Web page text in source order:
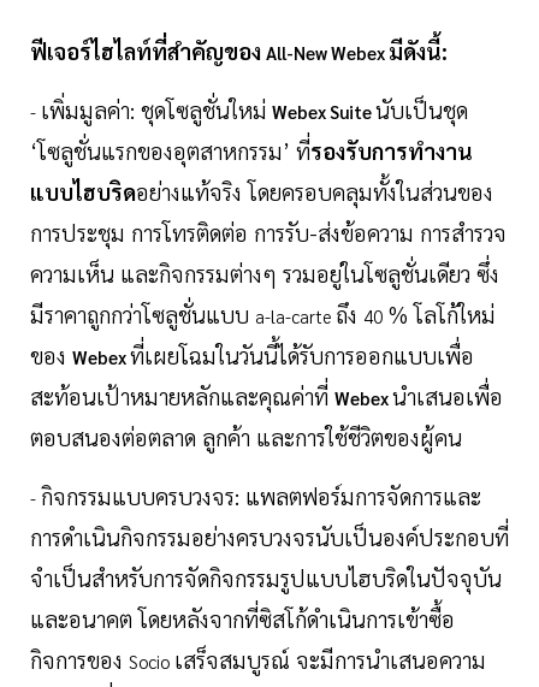
ฟีเจอร์ไฮไลท์ที่สำคัญของ All-New Webex มีดังนี้:
- เพิ่มมูลค่า: ชุดโซลูชั่นใหม่ Webex Suiteนับเป็นชุด
‘โซลูชั่นแรกของอุตสาหกรรม’ ที่รองรับการทำงาน
แบบไฮบริดอย่างแท้จริง โดยครอบคลุมทั้งในส่วนของ
การประชุม การโทรติดต่อ การรับ-ส่งข้อความ การสำรวจ
ความเห็น และกิจกรรมต่างๆ รวมอยู่ในโซลูชั่นเดียว ซึ่ง
มีราคาถูกกว่าโซลูชั่นแบบ a-la-carte ถึง 40 % โลโก้ใหม่
ของ Webexที่เผยโฉมในวันนี้ได้รับการออกแบบเพื่อ
สะท้อนเป้าหมายหลักและคุณค่าที่ Webexนำเสนอเพื่อ
ตอบสนองต่อตลาด ลูกค้า และการใช้ชีวิตของผู้คน
- กิจกรรมแบบครบวงจร: แพลตฟอร์มการจัดการและ
การดำเนินกิจกรรมอย่างครบวงจรนับเป็นองค์ประกอบที่
จำเป็นสำหรับการจัดกิจกรรมรูปแบบไฮบริดในปัจจุบัน
และอนาคต โดยหลังจากที่ซิสโก้ดำเนินการเข้าซื้อ
กิจการของ Socio เสร็จสมบูรณ์ จะมีการนำเสนอความ